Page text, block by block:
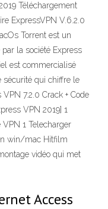
Téléchargement
ExpressVPN V.6.2.0
Torrent est un
la société Express
est commercialisé
sécurité qui chiffre le
7.2.0 Crack + Code
VPN 2019] 1
1 Telecharger
win/mac Hitfilm
vidéo qui met
Access